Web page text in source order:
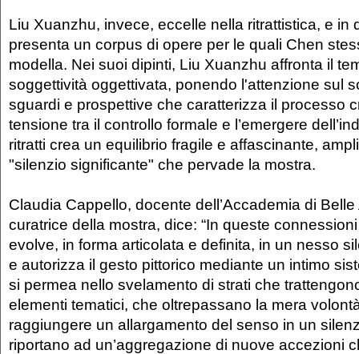
Liu Xuanzhu, invece, eccelle nella ritrattistica, e in
presenta un corpus di opere per le quali Chen
modella. Nei suoi dipinti, Liu Xuanzhu affronta il
soggettività oggettivata, ponendo l'attenzione sul
sguardi e prospettive che caratterizza il processo
tensione tra il controllo formale e l’emergere
ritratti crea un equilibrio fragile e affascinante,
"silenzio significante" che pervade la mostra.
Claudia Cappello, docente dell’Accademia di
curatrice della mostra, dice: “In queste
evolve, in forma articolata e definita, in un nesso
e autorizza il gesto pittorico mediante un intimo
si permea nello svelamento di strati che
elementi tematici, che oltrepassano la mera
raggiungere un allargamento del senso in un
riportano ad un’aggregazione di nuove accezioni